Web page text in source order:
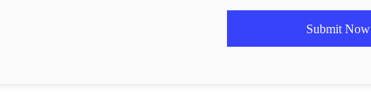
Submit Now